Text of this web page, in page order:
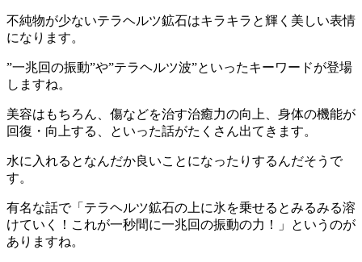
不純物が少ないテラヘルツ鉱石はキラキラと輝く美しい表情
になります。
”一兆回の振動”や”テラヘルツ波”といったキーワードが登場
しますね。
美容はもちろん、傷などを治す治癒力の向上、身体の機能が
回復・向上する、といった話がたくさん出てきます。
水に入れるとなんだか良いことになったりするんだそうで
す。
有名な話で「テラヘルツ鉱石の上に氷を乗せるとみるみる溶
けていく！これが一秒間に一兆回の振動の力！」というのが
ありますね。